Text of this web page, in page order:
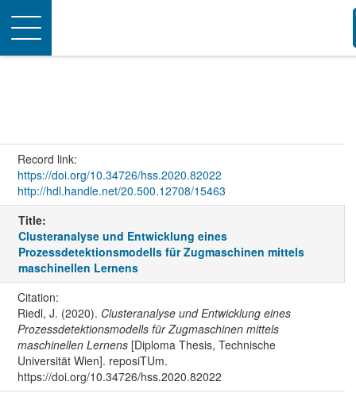
Toggle
navigation
Record link:
https://doi.org/10.34726/hss.2020.82022
http://hdl.handle.net/20.500.12708/15463
Title:
Clusteranalyse und Entwicklung eines
Prozessdetektionsmodells für Zugmaschinen mittels
maschinellen Lernens
Citation:
Riedl, J. (2020). Clusteranalyse und Entwicklung eines
Prozessdetektionsmodells für Zugmaschinen mittels
maschinellen Lernens[Diploma Thesis, Technische
Universität Wien]. reposiTUm.
https://doi.org/10.34726/hss.2020.82022